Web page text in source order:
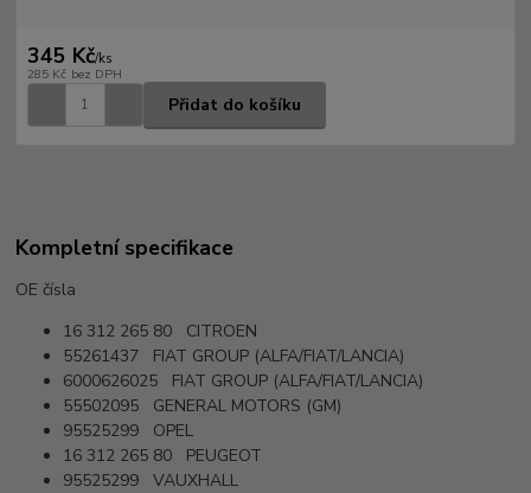
345 Kč/ks
285 Kč bez DPH
Přidat do košíku
Kompletní specifikace
OE čísla
16 312 265 80 CITROEN
55261437 FIAT GROUP (ALFA/FIAT/LANCIA)
6000626025 FIAT GROUP (ALFA/FIAT/LANCIA)
55502095 GENERAL MOTORS (GM)
95525299 OPEL
16 312 265 80 PEUGEOT
95525299 VAUXHALL